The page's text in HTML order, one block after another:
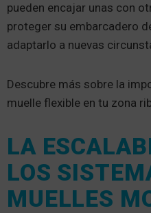
pueden encajar unas con
proteger su embarcadero
adaptarlo a nuevas
Descubre más sobre la
muelle flexible en tu zona
LA
LOS
MUELLES